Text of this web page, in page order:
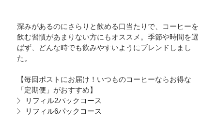
深みがあるのにさらりと飲める口当たりで、コーヒーを
飲む習慣があまりない方にもオススメ。季節や時間を選
ばず、どんな時でも飲みやすいようにブレンドしまし
た。
【毎回ポストにお届け！いつものコーヒーならお得な
「定期便」がおすすめ】
リフィル2パックコース
リフィル6パックコース